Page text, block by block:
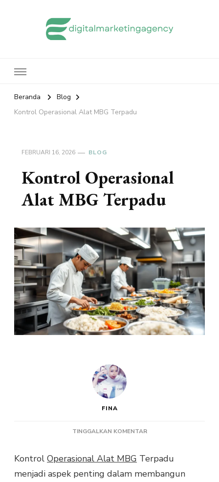
Beranda
Blog
Kontrol Operasional Alat MBG Terpadu
FEBRUARI 16, 2026 BLOG
Kontrol Operasional
Alat MBG Terpadu
FINA
TINGGALKAN KOMENTARPADA
ALAT
MBG
Kontrol Operasional Alat MBG Terpadu
menjadi aspek penting dalam membangun